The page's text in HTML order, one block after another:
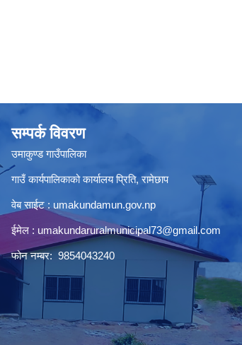
सम्पर्क विवरण
उमाकुण्ड गाउँपालिका
गाउँ कार्यपालिकाको कार्यालय प्रिति, रामेछाप
वेब साईट : umakundamun.gov.np
ईमेल : umakundaruralmunicipal73@gmail.com
फोन नम्बर: 9854043240